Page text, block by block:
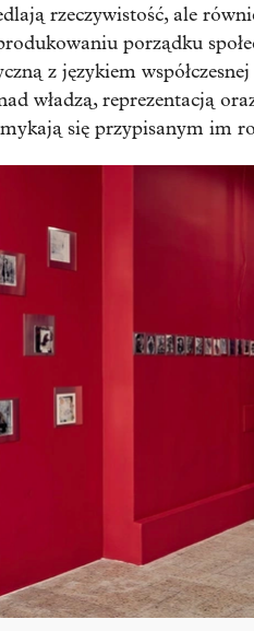
rzeczywistość, ale
porządku
z językiem
władzą, reprezentacją
się przypisanym im